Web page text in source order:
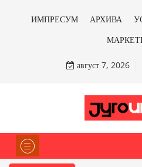
ИМПРЕСУМ АРХИВА
август 7, 2026